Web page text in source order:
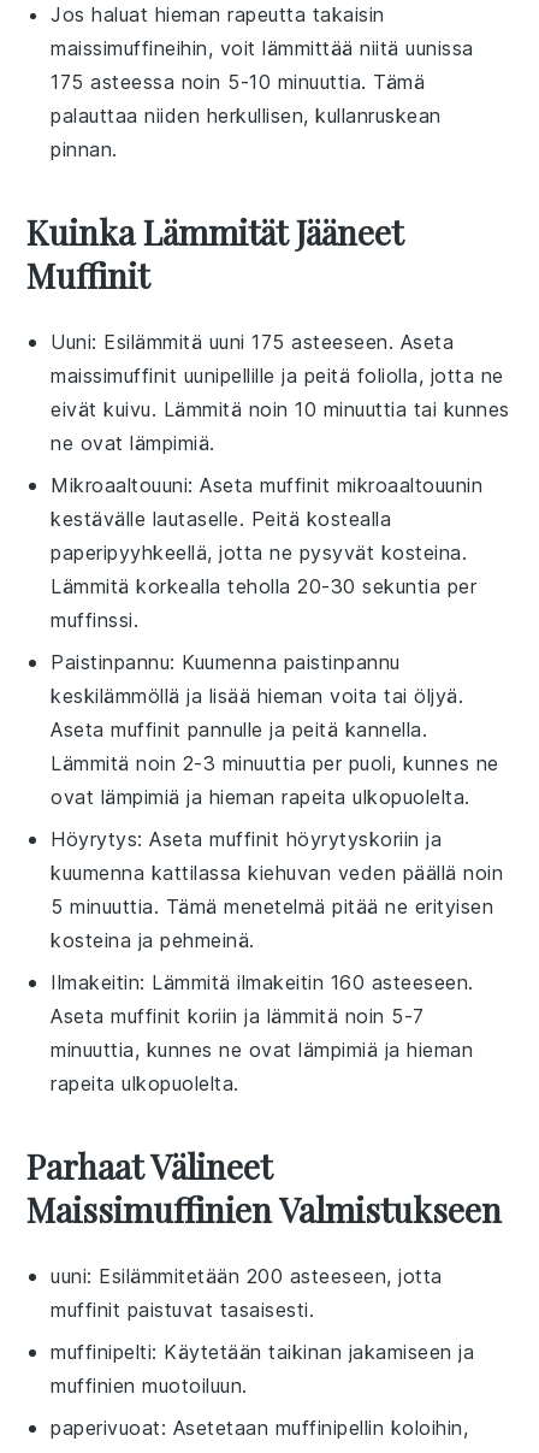
Jos haluat hieman rapeutta takaisin
maissimuffineihin, voit lämmittää niitä uunissa
175 asteessa noin 5-10 minuuttia. Tämä
palauttaa niiden herkullisen, kullanruskean
pinnan.
Kuinka Lämmität Jääneet
Muffinit
Uuni: Esilämmitä uuni 175 asteeseen. Aseta
maissimuffinit uunipellille ja peitä foliolla, jotta ne
eivät kuivu. Lämmitä noin 10 minuuttia tai kunnes
ne ovat lämpimiä.
Mikroaaltouuni: Asetamuffinit mikroaaltouunin
kestävälle lautaselle. Peitä kostealla
paperipyyhkeellä, jotta ne pysyvät kosteina.
Lämmitä korkealla teholla 20-30 sekuntia per
muffinssi.
Paistinpannu: Kuumenna paistinpannu
keskilämmöllä ja lisää hiemanvoita taiöljyä.
Asetamuffinit pannulle ja peitä kannella.
Lämmitä noin 2-3 minuuttia per puoli, kunnes ne
ovat lämpimiä ja hieman rapeita ulkopuolelta.
Höyrytys: Asetamuffinit höyrytyskoriin ja
kuumenna kattilassa kiehuvan veden päällä noin
5 minuuttia. Tämä menetelmä pitää ne erityisen
kosteina ja pehmeinä.
Ilmakeitin: Lämmitä ilmakeitin 160 asteeseen.
Asetamuffinit koriin ja lämmitä noin 5-7
minuuttia, kunnes ne ovat lämpimiä ja hieman
rapeita ulkopuolelta.
Parhaat Välineet
Maissimuffinien Valmistukseen
uuni: Esilämmitetään 200 asteeseen, jotta
muffinit paistuvat tasaisesti.
muffinipelti: Käytetään taikinan jakamiseen ja
muffinien muotoiluun.
paperivuoat: Asetetaan muffinipellin koloihin,